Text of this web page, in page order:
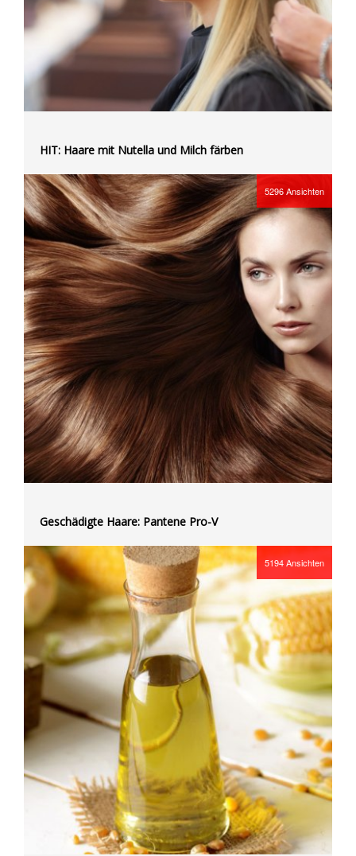
HIT: Haare mit Nutella und Milch färben
5296Ansichten
Geschädigte Haare: Pantene Pro-V
5194Ansichten